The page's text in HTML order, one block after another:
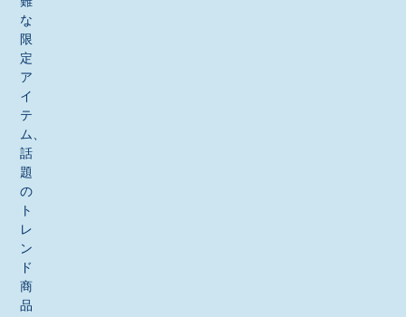
な
限
定
ア
イ
テ
ム、
話
題
の
ト
レ
ン
ド
商
品